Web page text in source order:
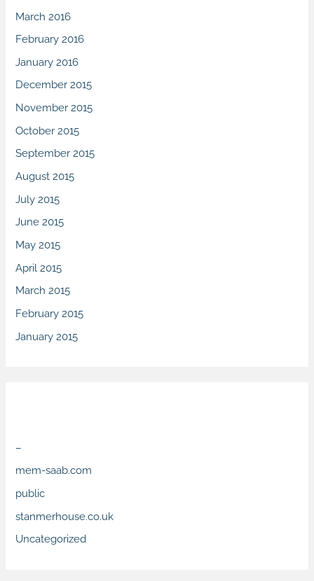
March 2016
February 2016
January 2016
December 2015
November 2015
October 2015
September 2015
August 2015
July 2015
June 2015
May 2015
April 2015
March 2015
February 2015
January 2015
–
mem-saab.com
public
stanmerhouse.co.uk
Uncategorized